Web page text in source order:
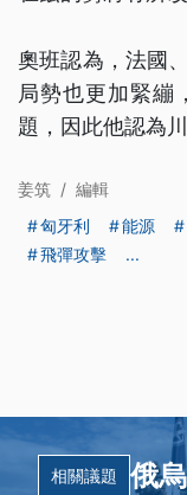
奧班認為，法國
局勢也更加緊繃
題，因此他認為
姜筑 / 編輯
匈牙利
能源
飛彈攻擊
...
相關議題 俄